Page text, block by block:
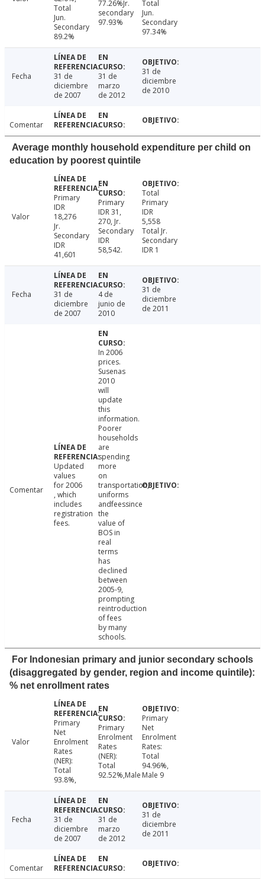
Total
Jun.
Secondary
89.2%
77.26%Jr.
secondary
97.93%
Total
Jun.
Secondary
97.34%
Fecha
31 de
diciembre
de 2007
31 de
marzo
de 2012
31 de
diciembre
de 2010
Comentar
Average monthly household expenditure per child on
education by poorest quintile
Valor
Primary
IDR
18,276
Jr.
Secondary
IDR
41,601
Primary
IDR 31,
270, Jr.
Secondary
IDR
58,542.
Total
Primary
IDR
5,558
Total Jr.
Secondary
IDR 1
Fecha
31 de
diciembre
de 2007
4 de
junio de
2010
31 de
diciembre
de 2011
Comentar
Updated
values
for 2006
, which
includes
registration
fees.
In 2006
prices.
Susenas
2010
will
update
this
information.
Poorer
households
are
spending
more
on
transportation,
uniforms
andfeessince
the
value of
BOS in
real
terms
has
declined
between
2005-9,
prompting
reintroduction
of fees
by many
schools.
For Indonesian primary and junior secondary schools
(disaggregated by gender, region and income quintile):
% net enrollment rates
Valor
Primary
Net
Enrolment
Rates
(NER):
Total
93.8%,
Primary
Enrolment
Rates
(NER):
Total
92.52%,Male
Primary
Net
Enrolment
Rates:
Total
94.96%,
Male 9
Fecha
31 de
diciembre
de 2007
31 de
marzo
de 2012
31 de
diciembre
de 2011
Comentar